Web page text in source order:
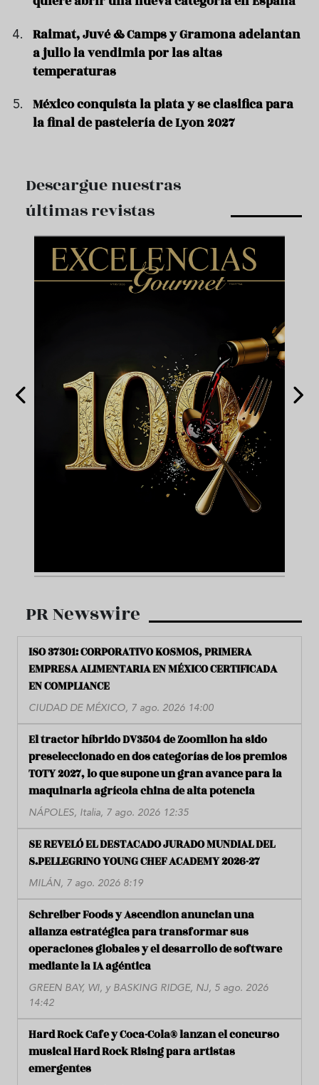
Raimat, Juvé & Camps y Gramona adelantan
a julio la vendimia por las altas
temperaturas
México conquista la plata y se clasifica para
la final de pastelería de Lyon 2027
Descargue nuestras
últimas revistas
PR Newswire
ISO 37301: CORPORATIVO KOSMOS, PRIMERA
EMPRESA ALIMENTARIA EN MÉXICO CERTIFICADA
EN COMPLIANCE
CIUDAD DE MÉXICO, 7 ago. 2026 14:00
El tractor híbrido DV3504 de Zoomlion ha sido
preseleccionado en dos categorías de los premios
TOTY 2027, lo que supone un gran avance para la
maquinaria agrícola china de alta potencia
NÁPOLES, Italia, 7 ago. 2026 12:35
SE REVELÓ EL DESTACADO JURADO MUNDIAL DEL
S.PELLEGRINO YOUNG CHEF ACADEMY 2026-27
MILÁN, 7 ago. 2026 8:19
Schreiber Foods y Ascendion anuncian una
alianza estratégica para transformar sus
operaciones globales y el desarrollo de software
mediante la IA agéntica
GREEN BAY, WI, y BASKING RIDGE, NJ, 5 ago. 2026
14:42
Hard Rock Cafe y Coca-Cola® lanzan el concurso
musical Hard Rock Rising para artistas
emergentes